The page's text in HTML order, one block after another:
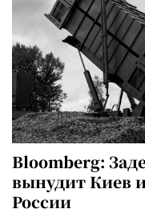
Bloomberg:
вынудит Киев
России